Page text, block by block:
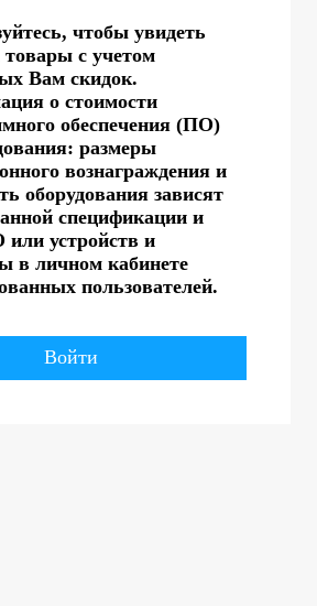
чтобы увидеть
с учетом
Вам скидок.
о стоимости
обеспечения (ПО)
размеры
вознаграждения и
оборудования зависят
спецификации и
устройств и
в личном кабинете
пользователей.
Войти